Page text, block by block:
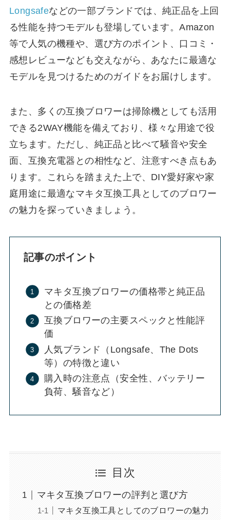
Longsafeなどの一部ブランドでは、純正品を上回
る性能を持つモデルも登場しています。Amazon
等で人気の機種や、選び方のポイント、口コミ・
感想レビューなども交えながら、あなたに最適な
モデルを見つけるためのガイドをお届けします。
また、多くの互換ブロワーは掃除機としても活用
できる2WAY機能を備えており、様々な用途で役
立ちます。ただし、純正品と比べて騒音や安全
面、互換充電器との相性など、注意すべき点もあ
ります。これらを踏まえた上で、DIY愛好家や家
庭用途に最適なマキタ互換工具としてのブロワー
の魅力を探っていきましょう。
記事のポイント
マキタ互換ブロワーの価格帯と純正品
との価格差
互換ブロワーの主要スペックと性能評
価
人気ブランド（Longsafe、The Dots
等）の特徴と違い
購入時の注意点（安全性、バッテリー
負荷、騒音など）
目次
マキタ互換ブロワーの評判と選び方
マキタ互換工具としてのブロワーの魅力